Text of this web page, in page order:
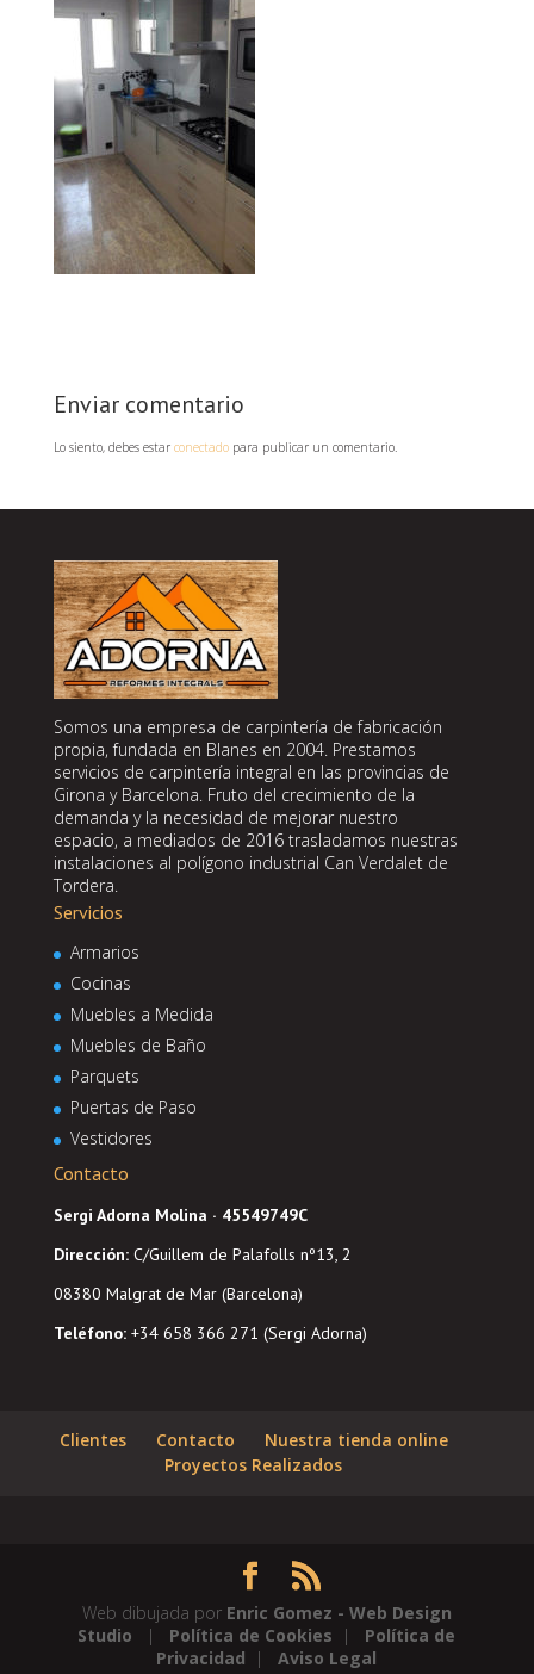
Enviar comentario
Lo siento, debes estar conectadopara publicar un comentario.
Somos una empresa de carpintería de fabricación
propia, fundada en Blanes en 2004. Prestamos
servicios de carpintería integral en las provincias de
Girona y Barcelona. Fruto del crecimiento de la
demanda y la necesidad de mejorar nuestro
espacio, a mediados de 2016 trasladamos nuestras
instalaciones al polígono industrial Can Verdalet de
Tordera.
Servicios
Armarios
Cocinas
Muebles a Medida
Muebles de Baño
Parquets
Puertas de Paso
Vestidores
Contacto
Sergi Adorna Molina · 45549749C
Dirección: C/Guillem de Palafolls nº13, 2
08380 Malgrat de Mar (Barcelona)
Teléfono: +34 658 366 271 (Sergi Adorna)
Clientes Contacto
Nuestra tienda online
Proyectos Realizados
Web dibujada por Enric Gomez - Web Design
Studio | Política de Cookies | Política de
Privacidad |Aviso Legal